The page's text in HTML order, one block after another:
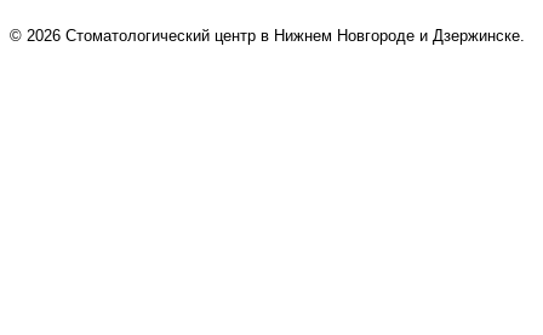
© 2026 Cтоматологический центр в Нижнем Новгороде и Дзержинске.